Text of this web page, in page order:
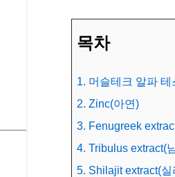
목차
1. 머슬테크 알파
2. Zinc(아연)
3. Fenugreek
4. Tribulus extract(
5. Shilajit extract(